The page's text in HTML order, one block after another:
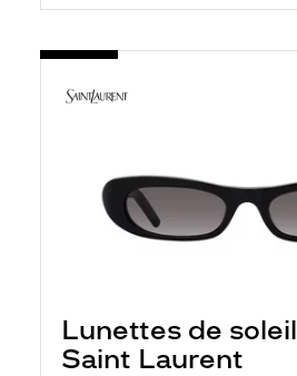
Lunettes de soleil
Saint Laurent